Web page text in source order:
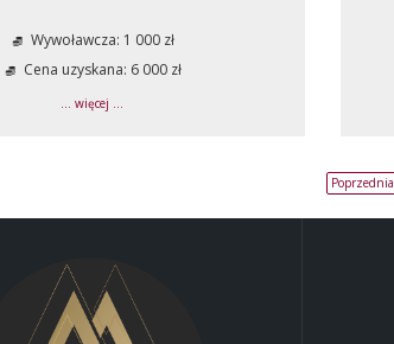
Wywoławcza: 1 000 zł
Cena uzyskana: 6 000 zł
... więcej ...
Poprzednia